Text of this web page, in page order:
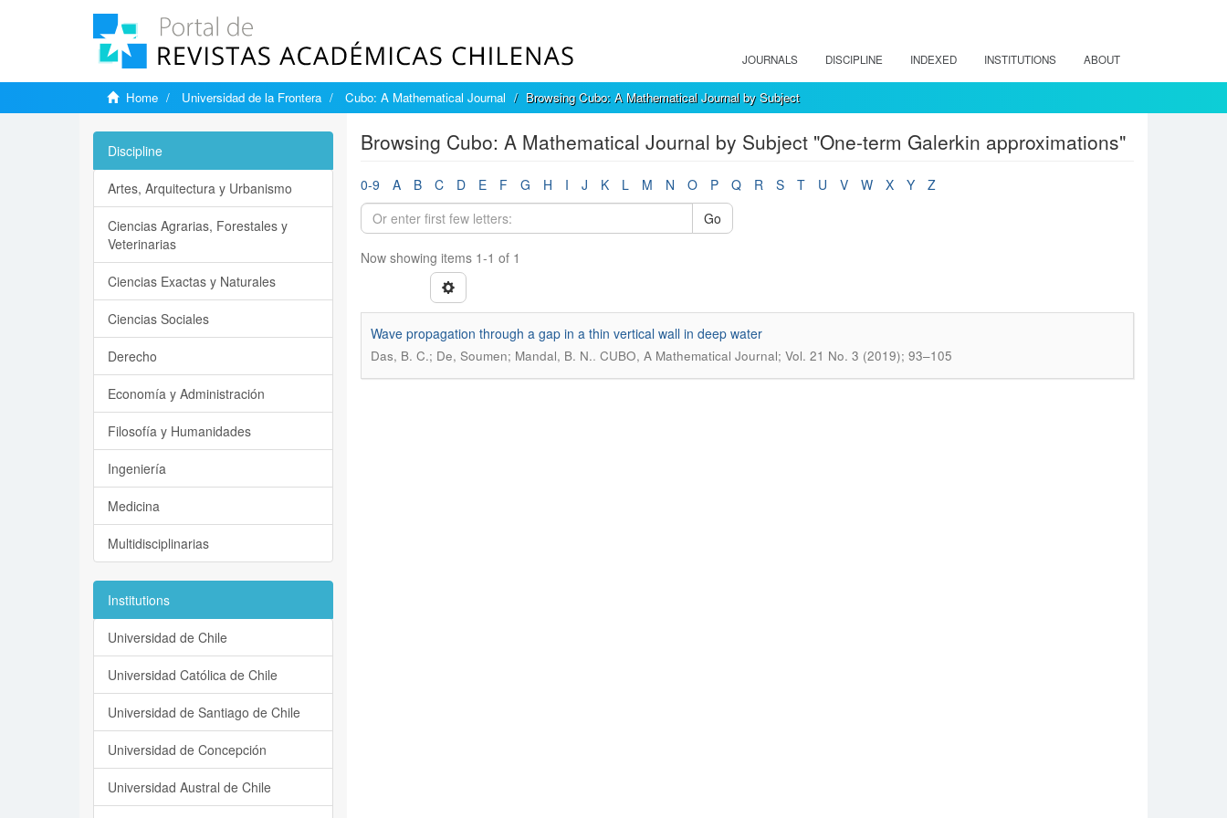
JOURNALS DISCIPLINE INDEXED INSTITUTIONS ABOUT
Home Universidad de la Frontera Cubo: A Mathematical Journal Browsing Cubo: A Mathematical Journal by Subject
Browsing Cubo: A Mathematical Journal by Subject "One-term Galerkin approximations"
0-9 A B C D E F G H I J K L M N O P Q R S T U V W X Y
Z
Go
Now showing items 1-1 of 1
Wave propagation through a gap in a thin vertical wall in deep water
Das, B. C.; De, Soumen; Mandal, B. N.. CUBO, A Mathematical Journal; Vol. 21 No. 3 (2019); 93–105
Discipline
Artes, Arquitectura y Urbanismo
Ciencias Agrarias, Forestales y
Veterinarias
Ciencias Exactas y Naturales
Ciencias Sociales
Derecho
Economía y Administración
Filosofía y Humanidades
Ingeniería
Medicina
Multidisciplinarias
Institutions
Universidad de Chile
Universidad Católica de Chile
Universidad de Santiago de Chile
Universidad de Concepción
Universidad Austral de Chile